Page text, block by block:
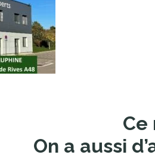
Ce
On a aussi